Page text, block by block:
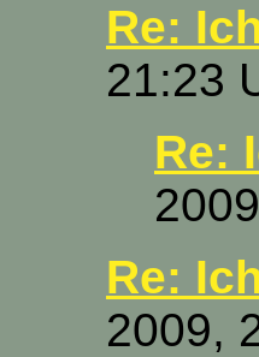
Re:
21:23
Re:
Re:
2009,